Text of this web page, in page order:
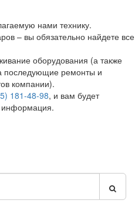
нами технику.
– вы обязательно найдете все
оборудования (а также
последующие ремонты и
компании).
181-48-98, и вам будет
информация.